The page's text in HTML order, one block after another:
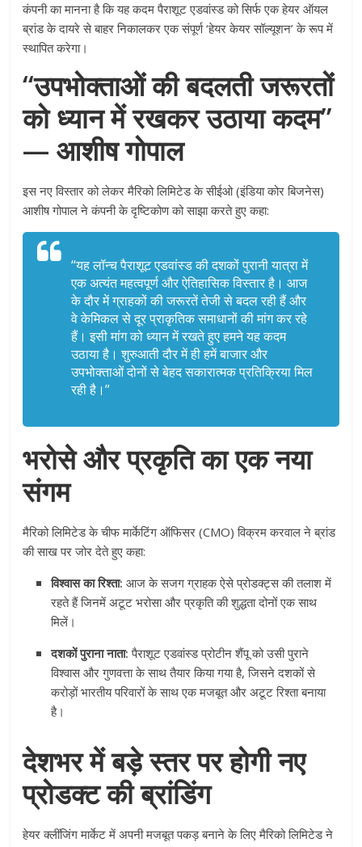
कंपनी का मानना है कि यह कदम पैराशूट एडवांस्ड को सिर्फ एक हेयर ऑयल
ब्रांड के दायरे से बाहर निकालकर एक संपूर्ण ‘हेयर केयर सॉल्यूशन’ के रूप में
स्थापित करेगा।
“उपभोक्ताओं की बदलती जरूरतों
को ध्यान में रखकर उठाया कदम”
— आशीष गोपाल
इस नए विस्तार को लेकर मैरिको लिमिटेड के सीईओ (इंडिया कोर बिजनेस)
आशीष गोपाल ने कंपनी के दृष्टिकोण को साझा करते हुए कहा:
“यह लॉन्च पैराशूट एडवांस्ड की दशकों पुरानी यात्रा में
एक अत्यंत महत्वपूर्ण और ऐतिहासिक विस्तार है। आज
के दौर में ग्राहकों की जरूरतें तेजी से बदल रही हैं और
वे केमिकल से दूर प्राकृतिक समाधानों की मांग कर रहे
हैं। इसी मांग को ध्यान में रखते हुए हमने यह कदम
उठाया है। शुरुआती दौर में ही हमें बाजार और
उपभोक्ताओं दोनों से बेहद सकारात्मक प्रतिक्रिया मिल
रही है।”
भरोसे और प्रकृति का एक नया
संगम
मैरिको लिमिटेड के चीफ मार्केटिंग ऑफिसर (CMO) विक्रम करवाल ने ब्रांड
की साख पर जोर देते हुए कहा:
विश्वास का रिश्ता: आज के सजग ग्राहक ऐसे प्रोडक्ट्स की तलाश में
रहते हैं जिनमें अटूट भरोसा और प्रकृति की शुद्धता दोनों एक साथ
मिलें।
दशकों पुराना नाता: पैराशूट एडवांस्ड प्रोटीन शैंपू को उसी पुराने
विश्वास और गुणवत्ता के साथ तैयार किया गया है, जिसने दशकों से
करोड़ों भारतीय परिवारों के साथ एक मजबूत और अटूट रिश्ता बनाया
है।
देशभर में बड़े स्तर पर होगी नए
प्रोडक्ट की ब्रांडिंग
हेयर क्लींजिंग मार्केट में अपनी मजबूत पकड़ बनाने के लिए मैरिको लिमिटेड ने